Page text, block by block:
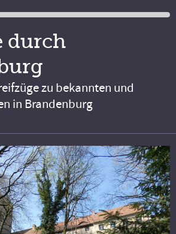
durch
zu bekannten und
in Brandenburg